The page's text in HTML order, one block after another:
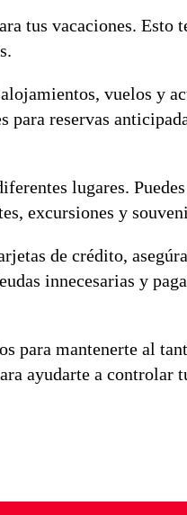
tus vacaciones. Esto
vuelos y
reservas
lugares.
excursiones y
de crédito,
innecesarias y
para mantenerte al
ayudarte a controlar